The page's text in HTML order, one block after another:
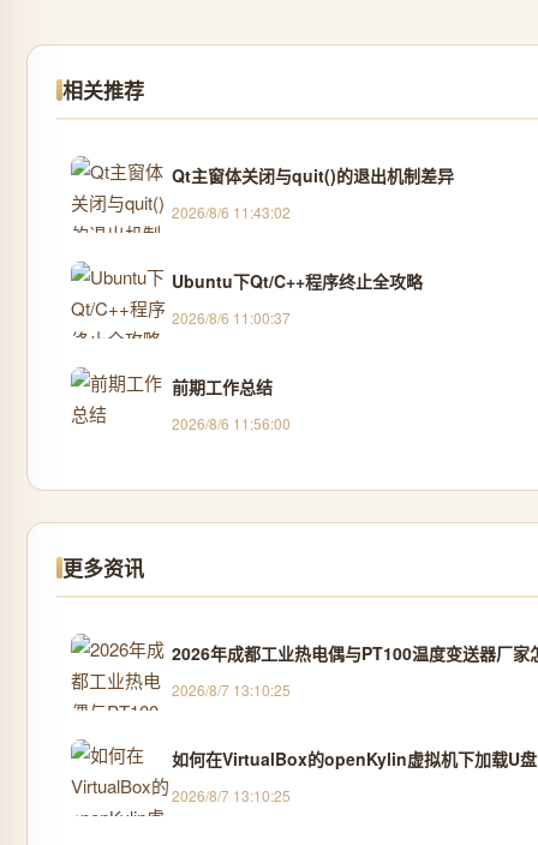
相关推荐
Qt主窗体关闭与quit()的退出机制差异
2026/8/6 11:43:02
Ubuntu下Qt/C++程序终止全攻略
2026/8/6 11:00:37
前期工作总结
2026/8/6 11:56:00
更多资讯
2026年成都工业热电偶与PT100温度变送器厂
2026/8/7 13:10:25
如何在VirtualBox的openKylin虚拟机下加载U
2026/8/7 13:10:25